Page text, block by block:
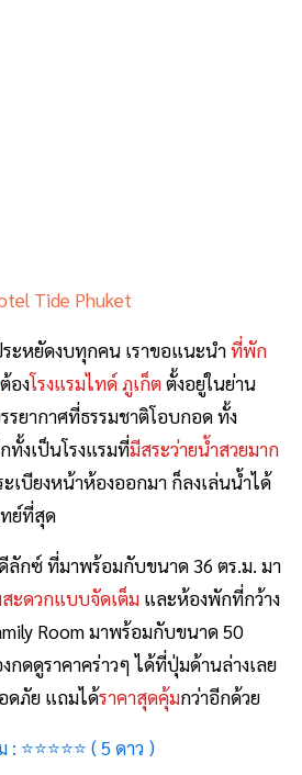
Tide Phuket
ะหยัดงบทุกคน เราขอแนะนำที่พัก
ต้องโรงแรมไทด์ ภูเก็ตตั้งอยู่ในย่าน
รยากาศที่ธรรมชาติโอบกอด ทั้ง
งเป็นโรงแรมที่มีสระว่ายน้ำสวยมาก
เบียงหน้าห้องออกมา ก็ลงเล่นน้ำได้
ทย์ที่สุด
ลักซ์ ที่มาพร้อมกับขนาด 36 ตร.ม. มา
สะดวกแบบจัดเต็ม และห้องพักที่กว้าง
Room มาพร้อมกับขนาด 50
กดดูราคาคร่าวๆ ได้ที่ปุ่มด้านล่างเลย
ดภัย แถมได้ราคาสุดคุ้มกว่าอีกด้วย
⭐⭐⭐⭐⭐ ( 5 ดาว )